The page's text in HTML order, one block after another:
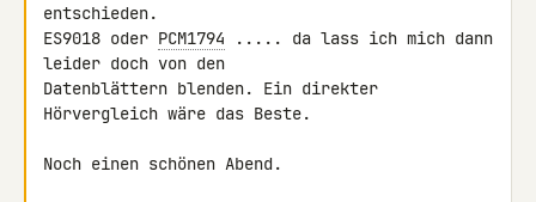
entschieden.
ES9018 oder PCM1794 ..... da lass ich mich dann
leider doch von den
Datenblättern blenden. Ein direkter
Hörvergleich wäre das Beste.
Noch einen schönen Abend.